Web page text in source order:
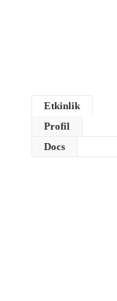
Etkinlik
Profil
Docs